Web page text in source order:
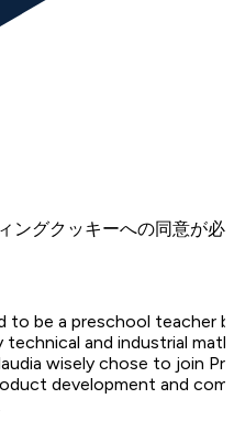
ングクッキーへの同意が必
to be a preschool teacher
and industrial
wisely chose to join
development and